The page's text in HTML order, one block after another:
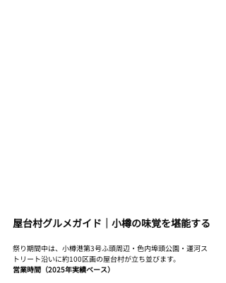
屋台村グルメガイド｜小樽の味覚を堪能する
祭り期間中は、小樽港第3号ふ頭周辺・色内埠頭公園・運河ス
トリート沿いに約100区画の屋台村が立ち並びます。
営業時間（2025年実績ベース）